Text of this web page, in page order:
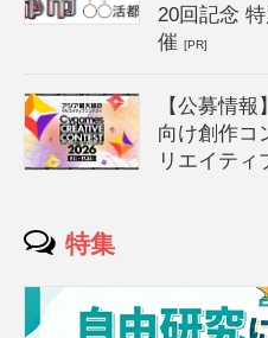
20回記念
催[PR]
【公募情
向け創作コ
リエイティ
特集